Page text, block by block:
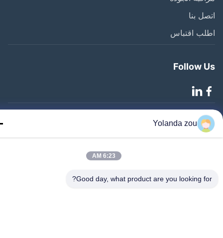
بنا
اقتباس
Follow
Yolanda zou
6:23 AM
Good day, what product are you looking